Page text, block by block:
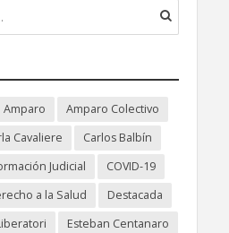
Amparo
Amparo Colectivo
Cavaliere
Carlos Balbín
Judicial
COVID-19
a la Salud
Destacada
Esteban Centanaro